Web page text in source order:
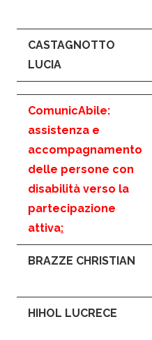
CASTAGNOTTO
LUCIA
ComunicAbile:
assistenza e
accompagnamento
delle persone con
disabilità verso la
partecipazione
attiva:
BRAZZE CHRISTIAN
HIHOL LUCRECE